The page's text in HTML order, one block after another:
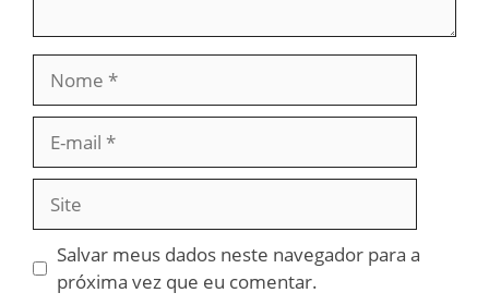
mail
Site
Salvar meus dados neste navegador para a
próxima vez que eu comentar.